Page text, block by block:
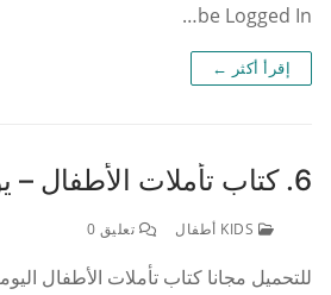
be Logged In…
إقرأ أكثر ←
6. كتاب تأملات الأطفال – يونيو 2025
تعليق 0